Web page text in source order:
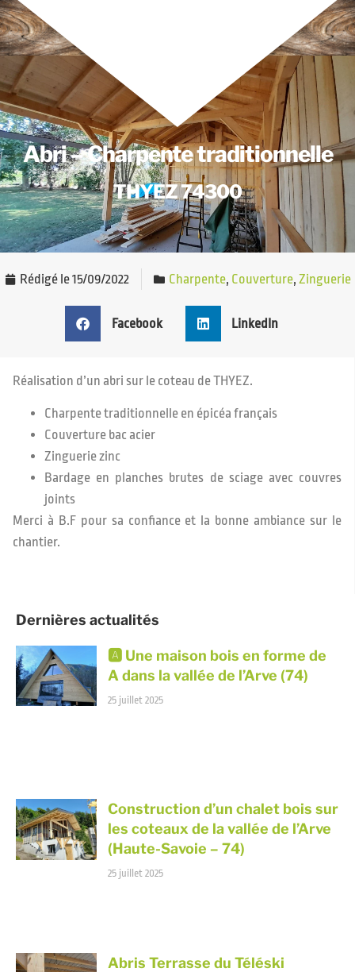
Abri – Charpente traditionnelle
THYEZ 74300
Rédigé le15/09/2022 Charpente, Couverture, Zinguerie
Facebook LinkedIn
Réalisation d’un abri sur le coteau de THYEZ.
Charpente traditionnelle en épicéa français
Couverture bac acier
Zinguerie zinc
Bardage en planches brutes de sciage avec couvres
joints
Merci à B.F pour sa confiance et la bonne ambiance sur le
chantier.
Dernières actualités
🅰️ Une maison bois en forme de
A dans la vallée de l’Arve (74)
25 juillet 2025
Construction d’un chalet bois sur
les coteaux de la vallée de l’Arve
(Haute-Savoie – 74)
25 juillet 2025
Abris Terrasse du Téléski